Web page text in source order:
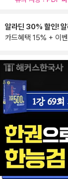
알라딘 30% 할인! 알
카드혜택 15% + 이